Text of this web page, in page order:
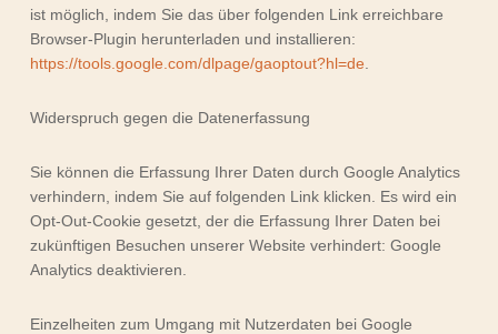
ist möglich, indem Sie das über folgenden Link erreichbare
Browser-Plugin herunterladen und installieren:
https://tools.google.com/dlpage/gaoptout?hl=de
Widerspruch gegen die Datenerfassung
Sie können die Erfassung Ihrer Daten durch Google Analytics
verhindern, indem Sie auf folgenden Link klicken. Es wird ein
Opt-Out-Cookie gesetzt, der die Erfassung Ihrer Daten bei
zukünftigen Besuchen unserer Website verhindert: Google
Analytics deaktivieren.
Einzelheiten zum Umgang mit Nutzerdaten bei Google